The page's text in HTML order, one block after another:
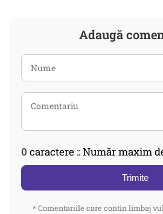
Adaugă
0 caractere :: Număr maxim
Trimite
* Comentariile care contin limbaj